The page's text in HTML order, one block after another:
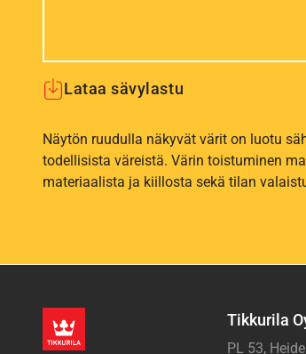
Lataa sävylastu
Näytön ruudulla näkyvät värit on luotu
todellisista väreistä. Värin toistuminen
materiaalista ja kiillosta sekä tilan
Tikkurila
PL 53,